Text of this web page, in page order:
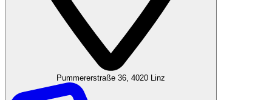
Pummererstraße 36, 4020 Linz